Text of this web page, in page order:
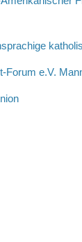
Forum e.V.